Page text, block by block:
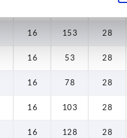
16 153 28
16 53 28
16 78 28
16 103 28
16 128 28